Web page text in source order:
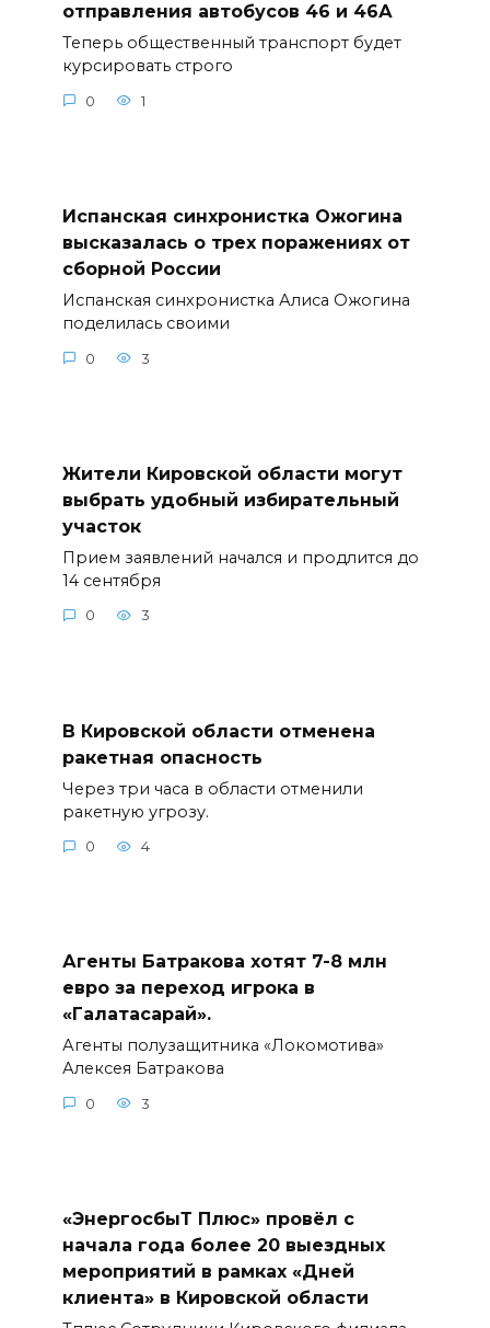
отправления автобусов 46 и 46А
Теперь общественный транспорт будет
курсировать строго
0 1
Испанская синхронистка Ожогина
высказалась о трех поражениях от
сборной России
Испанская синхронистка Алиса Ожогина
поделилась своими
0 3
Жители Кировской области могут
выбрать удобный избирательный
участок
Прием заявлений начался и продлится до
14 сентября
0 3
В Кировской области отменена
ракетная опасность
Через три часа в области отменили
ракетную угрозу.
0 4
Агенты Батракова хотят 7-8 млн
евро за переход игрока в
«Галатасарай».
Агенты полузащитника «Локомотива»
Алексея Батракова
0 3
«ЭнергосбыТ Плюс» провёл с
начала года более 20 выездных
мероприятий в рамках «Дней
клиента» в Кировской области